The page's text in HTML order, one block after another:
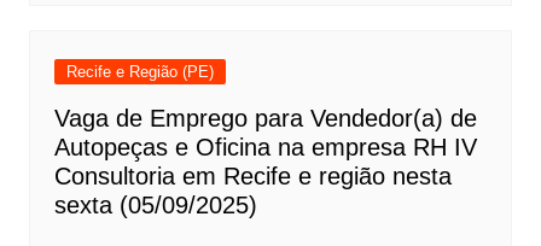
Recife e Região (PE)
Vaga de Emprego para Vendedor(a) de
Autopeças e Oficina na empresa RH IV
Consultoria em Recife e região nesta
sexta (05/09/2025)